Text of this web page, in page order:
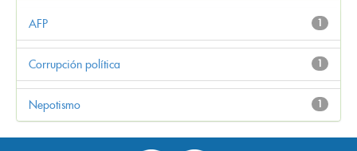
1
AFP
1
Corrupción política
1
Nepotismo